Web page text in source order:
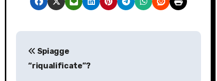
N
Spiagge
“riqualificate”?